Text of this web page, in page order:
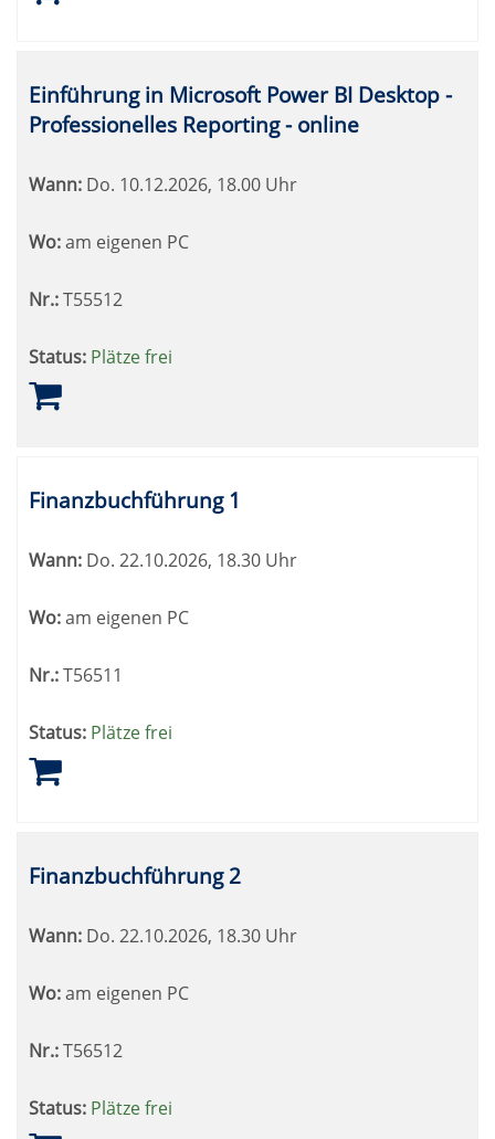
Einführung in Microsoft Power BI Desktop -
Professionelles Reporting - online
Wann: Do. 10.12.2026, 18.00 Uhr
Wo:am eigenen PC
Nr.:T55512
Status: Plätze frei
Finanzbuchführung 1
Wann: Do. 22.10.2026, 18.30 Uhr
Wo:am eigenen PC
Nr.:T56511
Status: Plätze frei
Finanzbuchführung 2
Wann: Do. 22.10.2026, 18.30 Uhr
Wo:am eigenen PC
Nr.:T56512
Status: Plätze frei